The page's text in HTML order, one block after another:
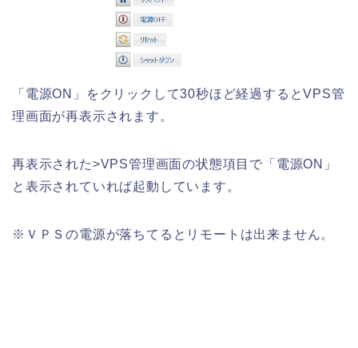
「電源ON」をクリックして30秒ほど経過するとVPS管
理画面が再表示されます。
再表示された>VPS管理画面の状態項目で「電源ON」
と表示されていれば起動しています。
※ＶＰＳの電源が落ちてるとリモートは出来ません。